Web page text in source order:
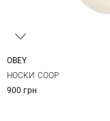
OBEY
НОСКИ COOP
900 грн